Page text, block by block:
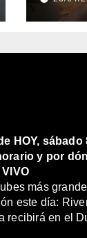
DE
2%
HOY, sábado
y por
más
este día:
recibirá en el